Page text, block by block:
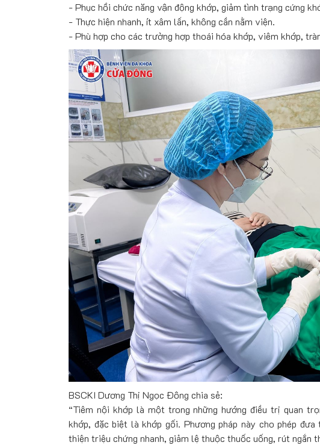
- Phục hồi chức năng vận động khớp, giảm tình trạng cứng
- Thực hiện nhanh, ít xâm lấn, không cần nằm viện.
- Phù hợp cho các trường hợp thoái hóa khớp, viêm khớp,
BSCKI Dương Thị Ngọc Đông chia sẻ:
“Tiêm nội khớp là một trong những hướng điều trị quan
khớp, đặc biệt là khớp gối. Phương pháp này cho phép
thiện triệu chứng nhanh, giảm lệ thuộc thuốc uống, rút ngắn